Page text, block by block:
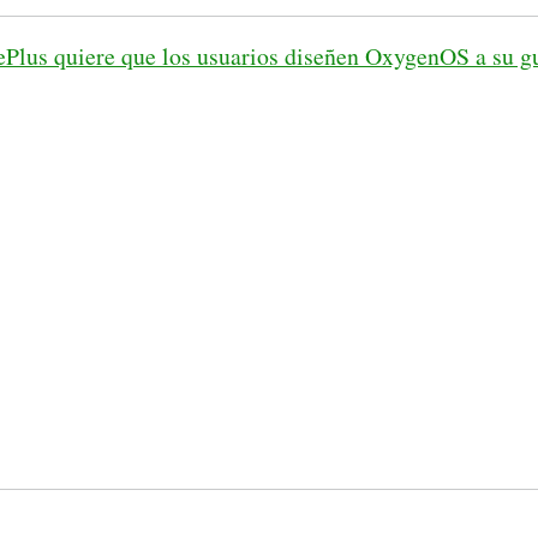
quiere que los usuarios diseñen OxygenOS a su